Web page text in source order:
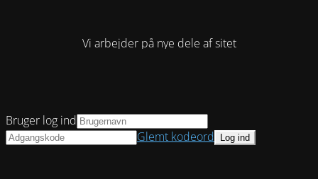
Vi arbejder på nye dele af sitet
Bruger log ind
Glemt kodeord